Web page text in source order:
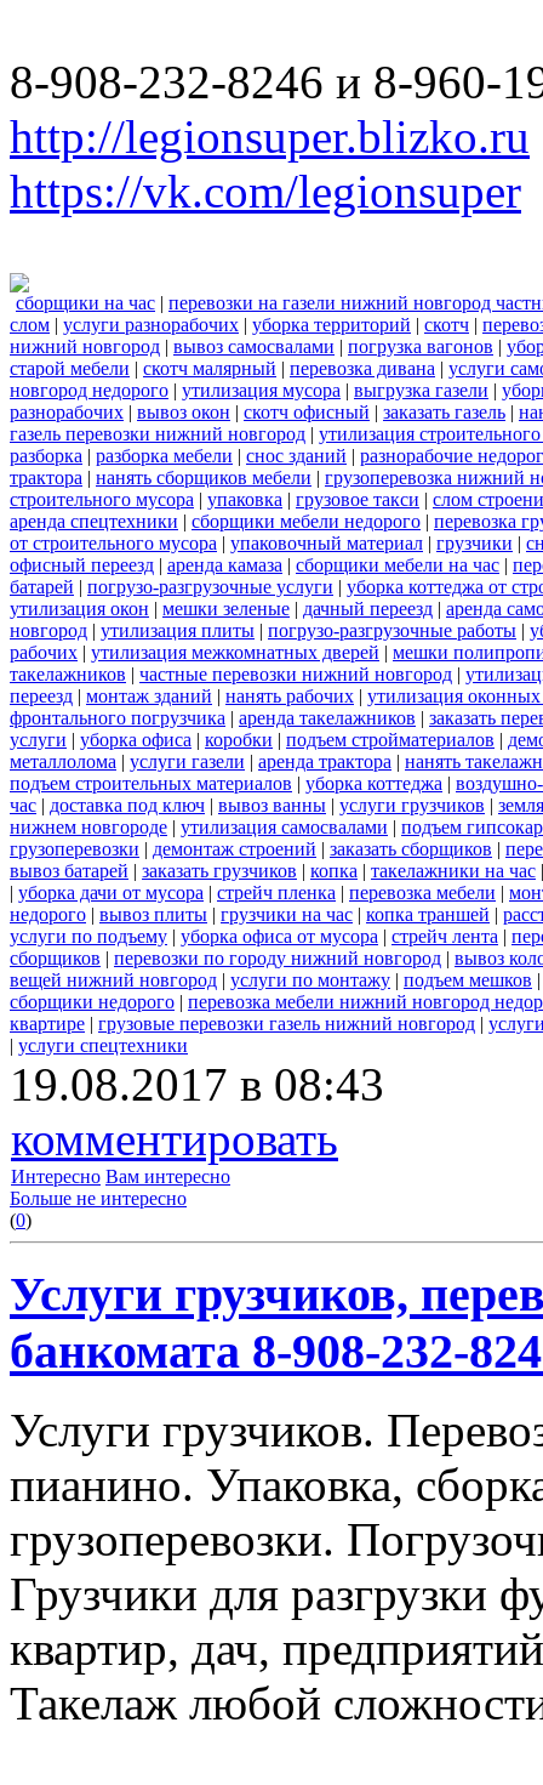
8-908-232-8246 и 8-960-
http://legionsuper.blizko.ru
https://vk.com/legionsuper
сборщики на час | перевозки на газели нижний новгород
слом | услуги разнорабочих | уборка территорий | скотч |
нижний новгород | вывоз самосвалами | погрузка вагонов |
старой мебели | скотч малярный | перевозка дивана | услуги
новгород недорого | утилизация мусора | выгрузка газели |
разнорабочих | вывоз окон | скотч офисный | заказать газель |
газель перевозки нижний новгород | утилизация
разборка | разборка мебели | снос зданий | разнорабочие
трактора | нанять сборщиков мебели | грузоперевозка нижний
строительного мусора | упаковка | грузовое такси | слом
аренда спецтехники | сборщики мебели недорого | перевозка
от строительного мусора | упаковочный материал | грузчики |
офисный переезд | аренда камаза | сборщики мебели на час |
батарей | погрузо-разгрузочные услуги | уборка коттеджа от
утилизация окон | мешки зеленые | дачный переезд | аренда
новгород | утилизация плиты | погрузо-разгрузочные работы |
рабочих | утилизация межкомнатных дверей | мешки
такелажников | частные перевозки нижний новгород |
переезд | монтаж зданий | нанять рабочих | утилизация
фронтального погрузчика | аренда такелажников | заказать
услуги | уборка офиса | коробки | подъем стройматериалов |
металлолома | услуги газели | аренда трактора | нанять
подъем строительных материалов | уборка коттеджа |
час | доставка под ключ | вывоз ванны | услуги грузчиков |
нижнем новгороде | утилизация самосвалами | подъем
грузоперевозки | демонтаж строений | заказать сборщиков |
вывоз батарей | заказать грузчиков | копка | такелажники на час
| уборка дачи от мусора | стрейч пленка | перевозка мебели |
недорого | вывоз плиты | грузчики на час | копка траншей |
услуги по подъему | уборка офиса от мусора | стрейч лента |
сборщиков | перевозки по городу нижний новгород | вывоз
вещей нижний новгород | услуги по монтажу | подъем мешков
сборщики недорого | перевозка мебели нижний новгород
квартире | грузовые перевозки газель нижний новгород |
| услуги спецтехники
19.08.2017 в 08:43
комментировать
Интересно Вам интересно
Больше не интересно
(0)
Услуги грузчиков,
банкомата 8-908-232-
Услуги грузчиков.
пианино. Упаковка,
грузоперевозки.
Грузчики для разгрузки
квартир, дач,
Такелаж любой